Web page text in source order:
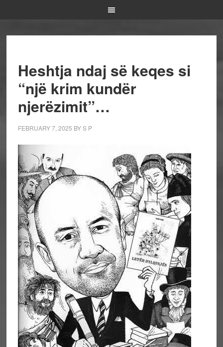
Heshtja ndaj së keqes si
“një krim kundër
njerëzimit”…
FEBRUARY 7, 2025 BYS P